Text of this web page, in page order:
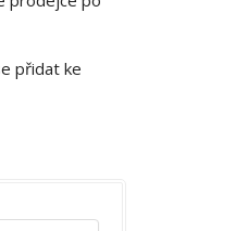
přidat ke